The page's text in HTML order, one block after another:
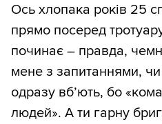
Ось хлопака років 25
прямо посеред
починає – правда,
мене з запитаннями, чи
одразу вб’ють, бо
людей». А ти гарну